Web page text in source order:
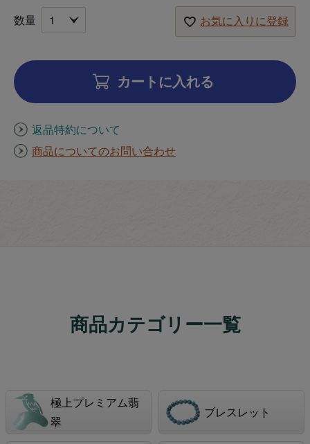
お気に入りに登録
カートに入れる
返品特約について
商品についてのお問い合わせ
商品カテゴリー一覧
極上プレミアム翡
翠
ブレスレット